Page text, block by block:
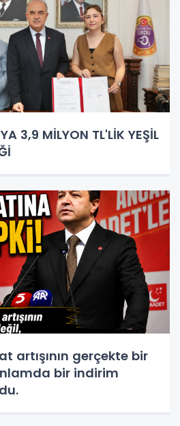
3,9 MİLYON TL'LİK YEŞİL
artışının gerçekte bir
bir indirim